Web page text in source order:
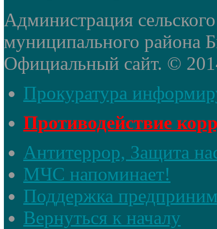
Администрация
муниципального района
Официальный сайт. ©
Прокуратура
Противодействие
Антитеррор, Защита
МЧС напоминает!
Поддержка
Вернуться к началу